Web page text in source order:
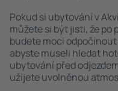
Pokud si ubytování v
můžete si být jisti, že po
budete moci odpočinout
abyste museli hledat
ubytování před
užijete uvolněnou